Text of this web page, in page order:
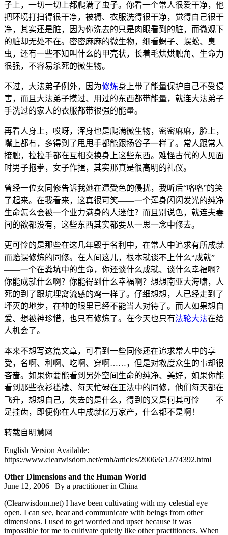
子上，一切一切上都爬满了虫子。你看一个常人很爱干净，他
把环境打扫得很干净，被褥、衣服洗得很干净，觉得自己很干
净，其实还是脏，因为你洗去的只是肉眼看到的脏，而微观下
的脏却无处不在。密密麻麻的微生物，细看蝎子、蜈蚣、臭
虫，还有一些不知叫什么的甲壳状，长着毛烘烘触角、生命力
很强，不容易杀死的微生物。
不过，大法弟子例外，因为修炼身上带了能量保护自己不受侵
害，而且大法弟子摸过、用过的东西都带能量，就连大法弟子
手洗过的家人的衣服都带很强的能量。
再看人身上，哎呀，浑身也是爬满微生物，密密麻麻，脸上，
嘴上都有，多得到了甩甩手都能跟扬谷子一样了。常人跟常人
接触，拉拉手都在互相交换身上这些东西。难怪古代的人见面
时男子抱拳，女子作揖，其实那真是很高明的礼仪。
曾经一位女同修告诉我她在遭受色的侵扰，我听后“咯咯”的笑
了起来。在我看来，这真很可笑——一个浑身闪闪发光的纯净
生命怎么会被一个业力满身的人迷住？而且别说色，就连夫妻
间的欲都没有，这些东西其实都要从一思一念中修去。
更可怜的是那些在这几年毁于名利中，在常人中追求有所成就
而贻误修炼的同修。在人间这儿，根本就谈不上什么“成就”
——一个在粪坑中的生命，你还谈什么成就、谈什么幸福啊？
你能成就什么啊？你能得到什么幸福啊？想想南亚大海啸，人
死的到了跟坑埋禽流感的鸡一样了。仔细想想，人已经走到了
坏灭的地步，在神的眼里已经不能当人对待了。而人如果想自
爱、想被神珍惜，也只有修炼了。在今天也只有法轮大法在给
人机会了。
本来不想写这篇文章，可看到一些同修还在追求常人中的享
受，名啊、利啊、吃啊、穿啊……，但是对救度众生的事却很
吝啬。如果你要能看到另外空间生命的纯净、美好，如果你能
看到那些衣衫褴褛、每天忙碌在正法中的同修，他们每天都在
飞升，想想自己，失去的是什么，得到的又是何其可怜——不
足挂齿，即便你在人中成就亿万家产，什么都不是啊！
转载自明慧网
English Version Available:
https://www.clearwisdom.net/emh/articles/2006/6/12/74392.html
Other Dimensions and the Human World
June 12, 2006 | By a practitioner in China
(Clearwisdom.net) I have been cultivating with my celestial eye
open. I can see, hear and communicate with beings from other
dimensions. I used to get worried and upset because it was
impossible for me to cultivate quietly like other practitioners. When